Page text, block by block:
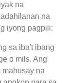
na
na
iyong pagpili:
sa iba't ibang
o mils. Ang
mahusay na